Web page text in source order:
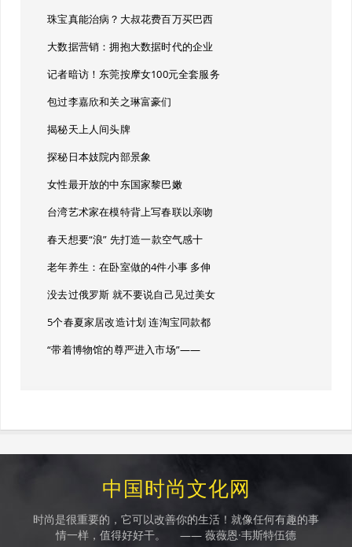
珠宝真能治病？大叔花费百万买巴西
大数据营销：拥抱大数据时代的企业
记者暗访！东莞按摩女100元全套服务
包过李嘉欣和关之琳富豪们
揭秘天上人间头牌
探秘日本妓院内部景象
女性最开放的中东国家黎巴嫩
台湾艺术家在模特背上写春联以亲吻
春天想要“浪” 先打造一款空气感十
老年养生：在卧室做的4件小事 多伸
没去过俄罗斯 就不要说自己见过美女
5个春夏家居改造计划 连淘宝同款都
“带着博物馆的尊严进入市场”——
中国时尚文化网
时尚是很重要的，它可以改善你的生活！就像任何有趣的事
情一样，值得好好干。 —— 薇薇恩·韦斯特伍德